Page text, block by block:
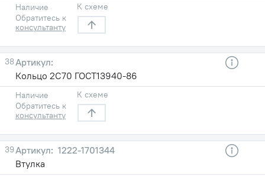
Наличие
Обратитесь к
консультанту
К схеме
38
Кольцо 2С70 ГОСТ13940-86
Наличие
Обратитесь к
консультанту
К схеме
39
1222-1701344
Втулка